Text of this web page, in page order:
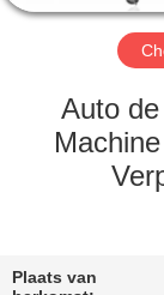
VERZOEK
Auto
Plaats van